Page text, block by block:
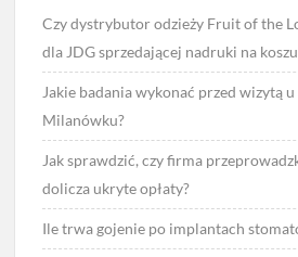
Czy dystrybutor odzieży Fruit of the
dla JDG sprzedającej nadruki na
Jakie badania wykonać przed wizytą
Milanówku?
Jak sprawdzić, czy firma
dolicza ukryte opłaty?
Ile trwa gojenie po implantach